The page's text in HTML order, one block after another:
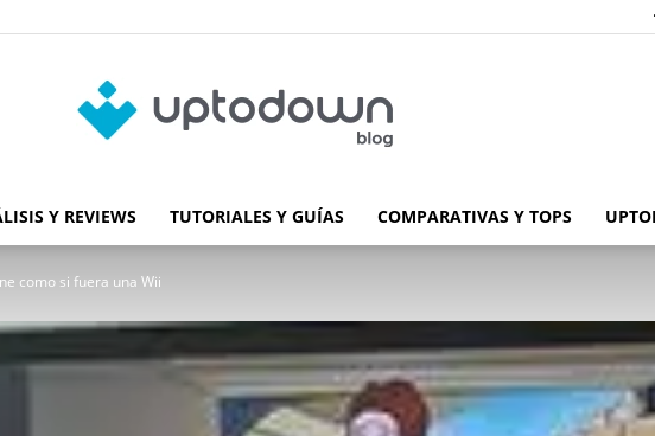
Blog
de
Y REVIEWS TUTORIALES Y GUÍAS COMPARATIVAS Y TOPS
como si fuera una Wii